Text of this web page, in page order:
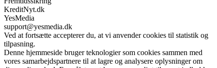
KreditNyt.dk
YesMedia
support@yesmedia.dk
Ved at fortsætte accepterer du, at vi anvender cookies til statistik og
tilpasning.
Denne hjemmeside bruger teknologier som cookies sammen med
vores samarbejdspartnere til at lagre og analysere oplysninger om